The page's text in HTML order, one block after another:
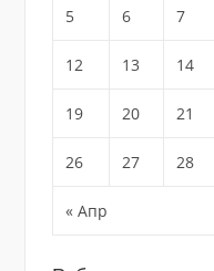
« Апр
5 6 7
12 13 14
19 20 21
26 27 28